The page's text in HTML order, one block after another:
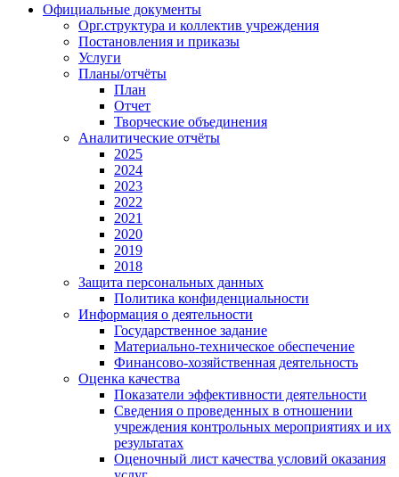
Официальные документы
Орг.структура и коллектив учреждения
Постановления и приказы
Услуги
Планы/отчёты
План
Отчет
Творческие объединения
Аналитические отчёты
2025
2024
2023
2022
2021
2020
2019
2018
Защита персональных данных
Политика конфиденциальности
Информация о деятельности
Государственное задание
Материально-техническое обеспечение
Финансово-хозяйственная деятельность
Оценка качества
Показатели эффективности деятельности
Сведения о проведенных в отношении
учреждения контрольных мероприятиях и их
результатах
Оценочный лист качества условий оказания